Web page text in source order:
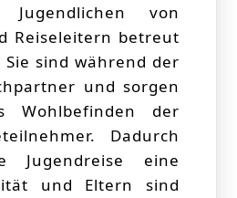
von
Reiseleitern betreut
sind während der
und sorgen
Wohlbefinden der
Dadurch
Jugendreise eine
und Eltern sind